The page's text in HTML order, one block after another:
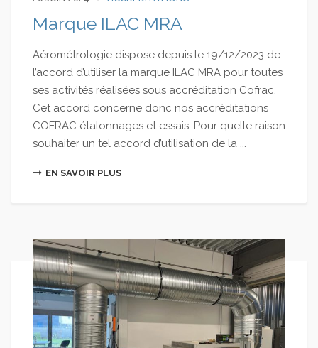
Marque ILAC MRA
Aérométrologie dispose depuis le 19/12/2023 de
l’accord d’utiliser la marque ILAC MRA pour toutes
ses activités réalisées sous accréditation Cofrac.
Cet accord concerne donc nos accréditations
COFRAC étalonnages et essais. Pour quelle raison
souhaiter un tel accord d’utilisation de la ...
EN SAVOIR PLUS